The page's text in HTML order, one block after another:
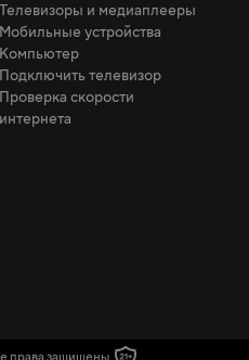
Телевизоры и медиаплееры
Мобильные устройства
Компьютер
Подключить телевизор
Проверка скорости
интернета